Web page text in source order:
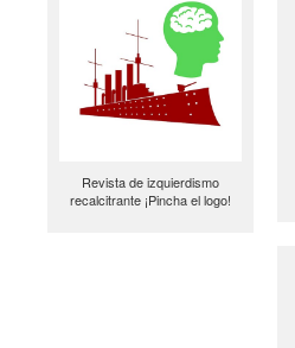
Revista de izquierdismo
recalcitrante ¡Pincha el logo!